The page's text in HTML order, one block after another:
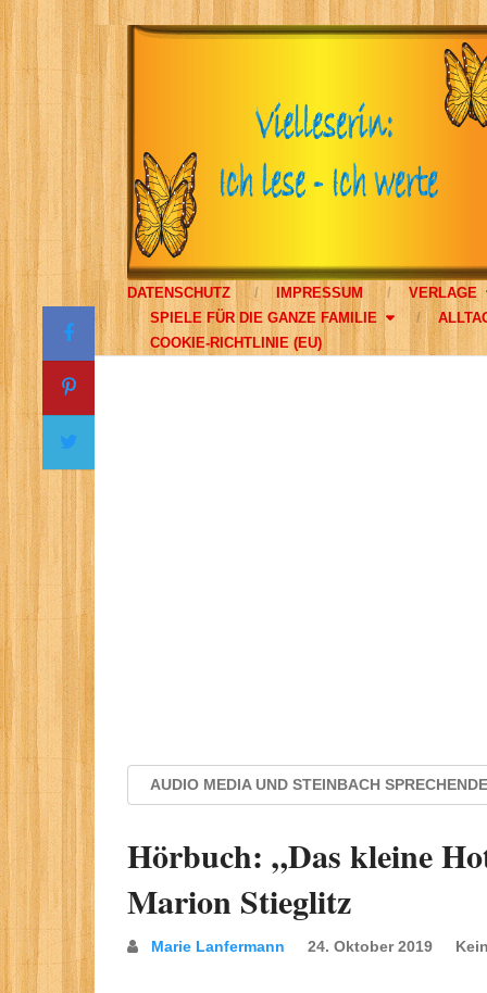
DATENSCHUTZ IMPRESSUM
VERLAGE
SPIELE FÜR DIE GANZE FAMILIE
COOKIE-RICHTLINIE (EU)
AUDIO MEDIA UND STEINBACH
Hörbuch: „Das kleine
Marion Stieglitz
Marie Lanfermann 24. Oktober 2019